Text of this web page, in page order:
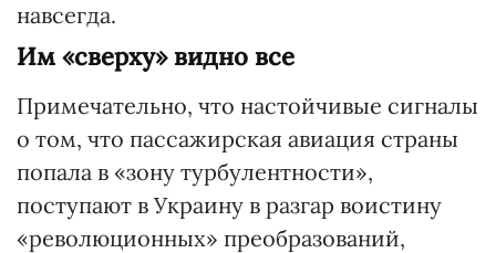
навсегда.
Им «сверху» видно все
Примечательно, что настойчивые сигналы
о том, что пассажирская авиация страны
попала в «зону турбулентности»,
поступают в Украину в разгар воистину
«революционных» преобразований,